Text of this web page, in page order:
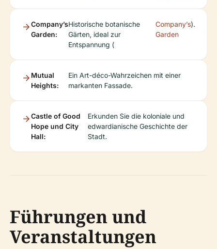
Company’s
Garden:
Historische botanische
Gärten, ideal zur
Entspannung (
Company’s
Garden
).
Mutual
Heights:
Ein Art-déco-Wahrzeichen mit einer
markanten Fassade.
Castle of Good
Hope und City
Hall:
Erkunden Sie die koloniale und
edwardianische Geschichte der
Stadt.
Führungen und
Veranstaltungen